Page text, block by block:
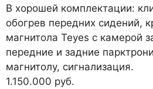
В хорошей комплектации:
обогрев передних сидений,
магнитола Teyes с камерой
передние и задние
магнитолу, сигнализация.
1.150.000 руб.